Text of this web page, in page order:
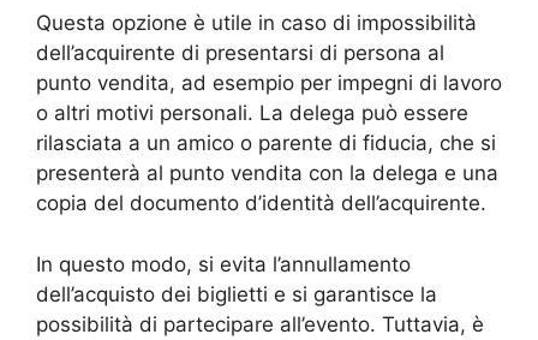
Questa opzione è utile in caso di impossibilità
dell’acquirente di presentarsi di persona al
punto vendita, ad esempio per impegni di lavoro
o altri motivi personali. La delega può essere
rilasciata a un amico o parente di fiducia, che si
presenterà al punto vendita con la delega e una
copia del documento d’identità dell’acquirente.
In questo modo, si evita l’annullamento
dell’acquisto dei biglietti e si garantisce la
possibilità di partecipare all’evento. Tuttavia, è